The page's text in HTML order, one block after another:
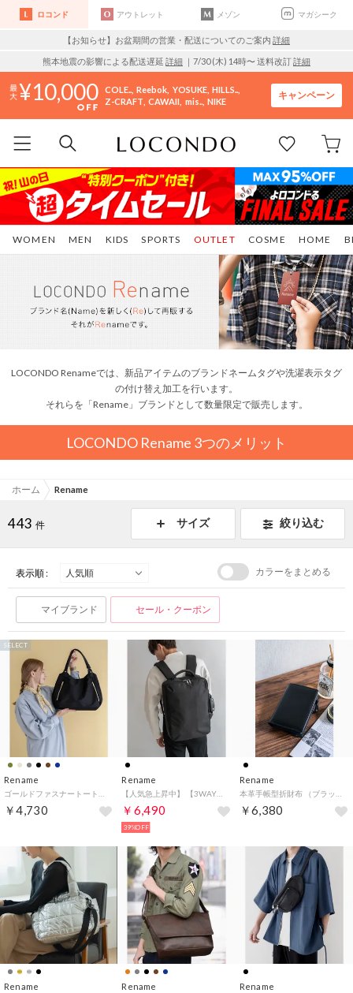
ロコンド アウトレット メゾン マガシーク
【お知らせ】お盆期間の営業・配送についてのご案内 詳細
熊本地震の影響による配送遅延 詳細 ｜7/30 (木) 14時〜 送料改訂詳細
10,000 COLE.. Reebok YOSUKE HILLS..
Z-CRAFT CAWAII mis.. NIKE
キャンペーン
WOMEN MEN KIDS SPORTS COSME HOME
OUTLET
LOCONDO Renameでは、新品アイテムのブランドネームタグや洗濯表示タグ
の付け替え加工を行います。
それらを「Rename」ブランドとして数量限定で販売します。
LOCONDO Rename 3つのメリット
ホーム Rename
443 件 サイズ 絞り込む
表示順 : カラーをまとめる
マイブランド セール・クーポン
Rename
￥4,730
SELECT
Rename
￥6,490
39%OFF
Rename
￥6,380
Rename Rename Rename